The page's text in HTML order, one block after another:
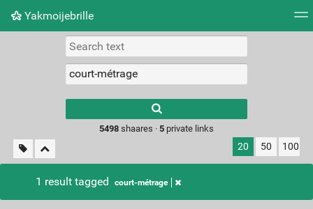
Yakmoijebrille
Picture wall
results.
5498shaares · 5private links
20 50 100
1 result tagged court-métrage